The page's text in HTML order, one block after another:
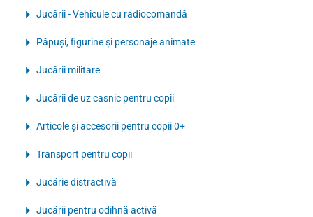
Jucării - Vehicule cu radiocomandă
Păpuşi, figurine şi personaje animate
Jucării militare
Jucării de uz casnic pentru copii
Articole şi accesorii pentru copii 0+
Transport pentru copii
Jucărie distractivă
Jucării pentru odihnă activă